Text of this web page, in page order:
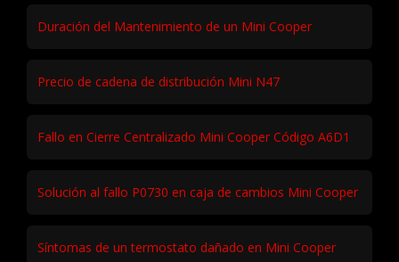
Duración del Mantenimiento de un Mini Cooper
Precio de cadena de distribución Mini N47
Fallo en Cierre Centralizado Mini Cooper Código A6D1
Solución al fallo P0730 en caja de cambios Mini Cooper
Síntomas de un termostato dañado en Mini Cooper